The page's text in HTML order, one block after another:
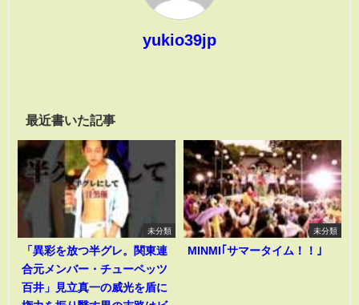
yukio39jp
最近書いた記事
未分類
「異彩を放つ半グレ。関東連
合元メンバー・チューペッツ
百井」見立真一の威光を盾に
未分類
MINMI｢サマータイム！！｣